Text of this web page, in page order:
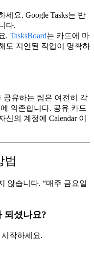
세요. Google Tasks는 반
다.
. TasksBoard는 카드에 마
도 지연된 작업이 명확하
공유하는 팀은 여전히 각
의존합니다. 공유 카드
의 계정에 Calendar 이
법
않습니다. “매주 금요일
되셨나요?
시작하세요.